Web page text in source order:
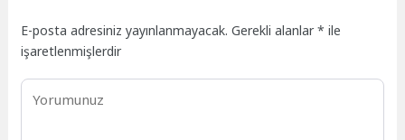
E-posta adresiniz yayınlanmayacak. Gerekli alanlar* ile
işaretlenmişlerdir